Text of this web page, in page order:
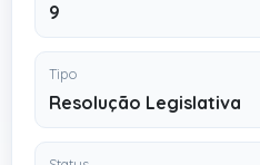
9
Tipo
Resolução Legislativa